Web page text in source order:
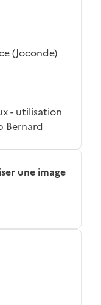
(Joconde)
- utilisation
Bernard
une image